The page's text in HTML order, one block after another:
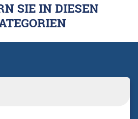
SIE IN DIESEN